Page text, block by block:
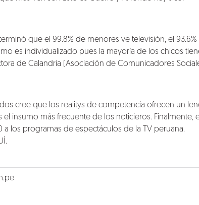
que el 99.8% de menores ve televisión, el
es individualizado pues la mayoría de los chicos
de Calandria (Asociación de Comunicadores
cree que los realitys de competencia ofrecen un
insumo más frecuente de los noticieros. Finalmente,
a los programas de espectáculos de la TV peruana.
.